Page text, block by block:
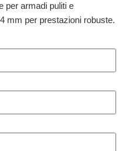
per armadi puliti e
mm per prestazioni robuste.